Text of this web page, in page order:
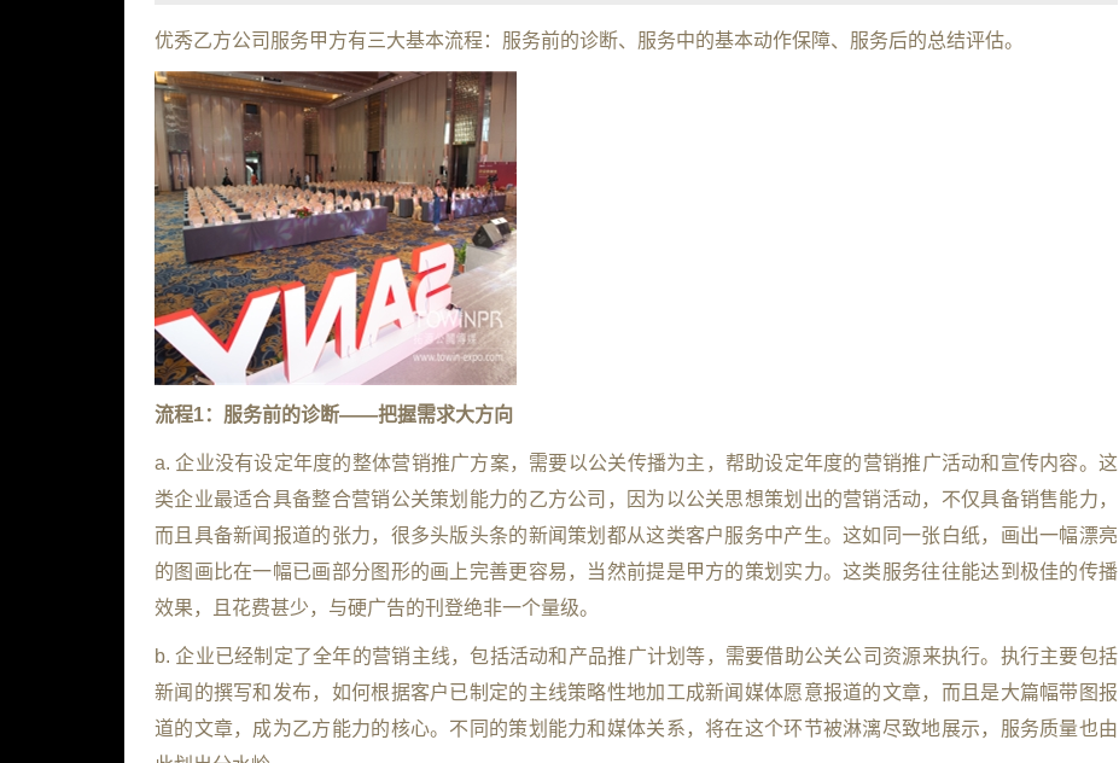
优秀乙方公司服务甲方有三大基本流程：服务前的诊断、服务中的基本动作保障、服务后的总结评估。
流程1：服务前的诊断——把握需求大方向
a. 企业没有设定年度的整体营销推广方案，需要以公关传播为主，帮助设定年度的营销推广活动和宣传内容。这
类企业最适合具备整合营销公关策划能力的乙方公司，因为以公关思想策划出的营销活动，不仅具备销售能力，
而且具备新闻报道的张力，很多头版头条的新闻策划都从这类客户服务中产生。这如同一张白纸，画出一幅漂亮
的图画比在一幅已画部分图形的画上完善更容易，当然前提是甲方的策划实力。这类服务往往能达到极佳的传播
效果，且花费甚少，与硬广告的刊登绝非一个量级。
b. 企业已经制定了全年的营销主线，包括活动和产品推广计划等，需要借助公关公司资源来执行。执行主要包括
新闻的撰写和发布，如何根据客户已制定的主线策略性地加工成新闻媒体愿意报道的文章，而且是大篇幅带图报
道的文章，成为乙方能力的核心。不同的策划能力和媒体关系，将在这个环节被淋漓尽致地展示，服务质量也由